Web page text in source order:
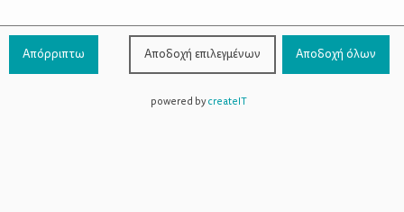
Ας θυμηθούμε όμως μαζί λίγο από την υπόθεση του
Απόρριπτω Αποδοχή επιλεγμένων Αποδοχή όλων
powered bycreateIT